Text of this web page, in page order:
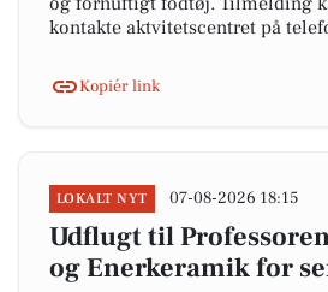
kontakte aktvitetscentret på
Kopiér link
LOKALT NYT 07-08-2026 18:15
Udflugt til
og Enerkeramik for